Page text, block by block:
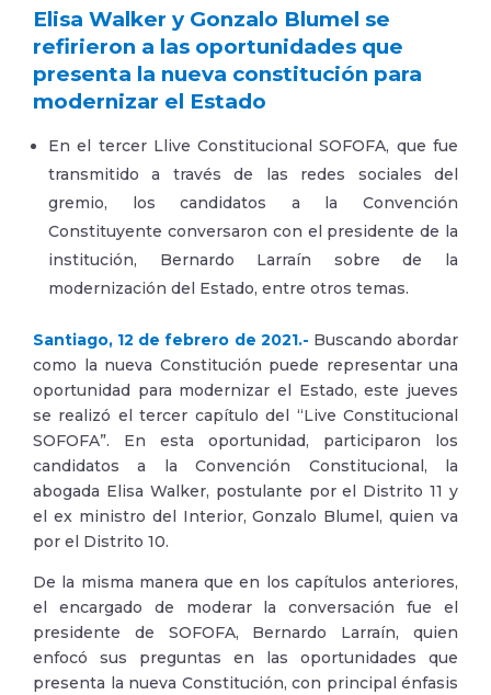
Elisa Walker y Gonzalo Blumel se
refirieron a las oportunidades que
presenta la nueva constitución para
modernizar el Estado
En el tercer Llive Constitucional SOFOFA, que fue
transmitido a través de las redes sociales del
gremio, los candidatos a la Convención
Constituyente conversaron con el presidente de la
institución, Bernardo Larraín sobre de la
modernización del Estado, entre otros temas.
Santiago, 12 de febrero de 2021.- Buscando abordar
como la nueva Constitución puede representar una
oportunidad para modernizar el Estado, este jueves
se realizó el tercer capítulo del “Live Constitucional
SOFOFA”. En esta oportunidad, participaron los
candidatos a la Convención Constitucional, la
abogada Elisa Walker, postulante por el Distrito 11 y
el ex ministro del Interior, Gonzalo Blumel, quien va
por el Distrito 10.
De la misma manera que en los capítulos anteriores,
el encargado de moderar la conversación fue el
presidente de SOFOFA, Bernardo Larraín, quien
enfocó sus preguntas en las oportunidades que
presenta la nueva Constitución, con principal énfasis